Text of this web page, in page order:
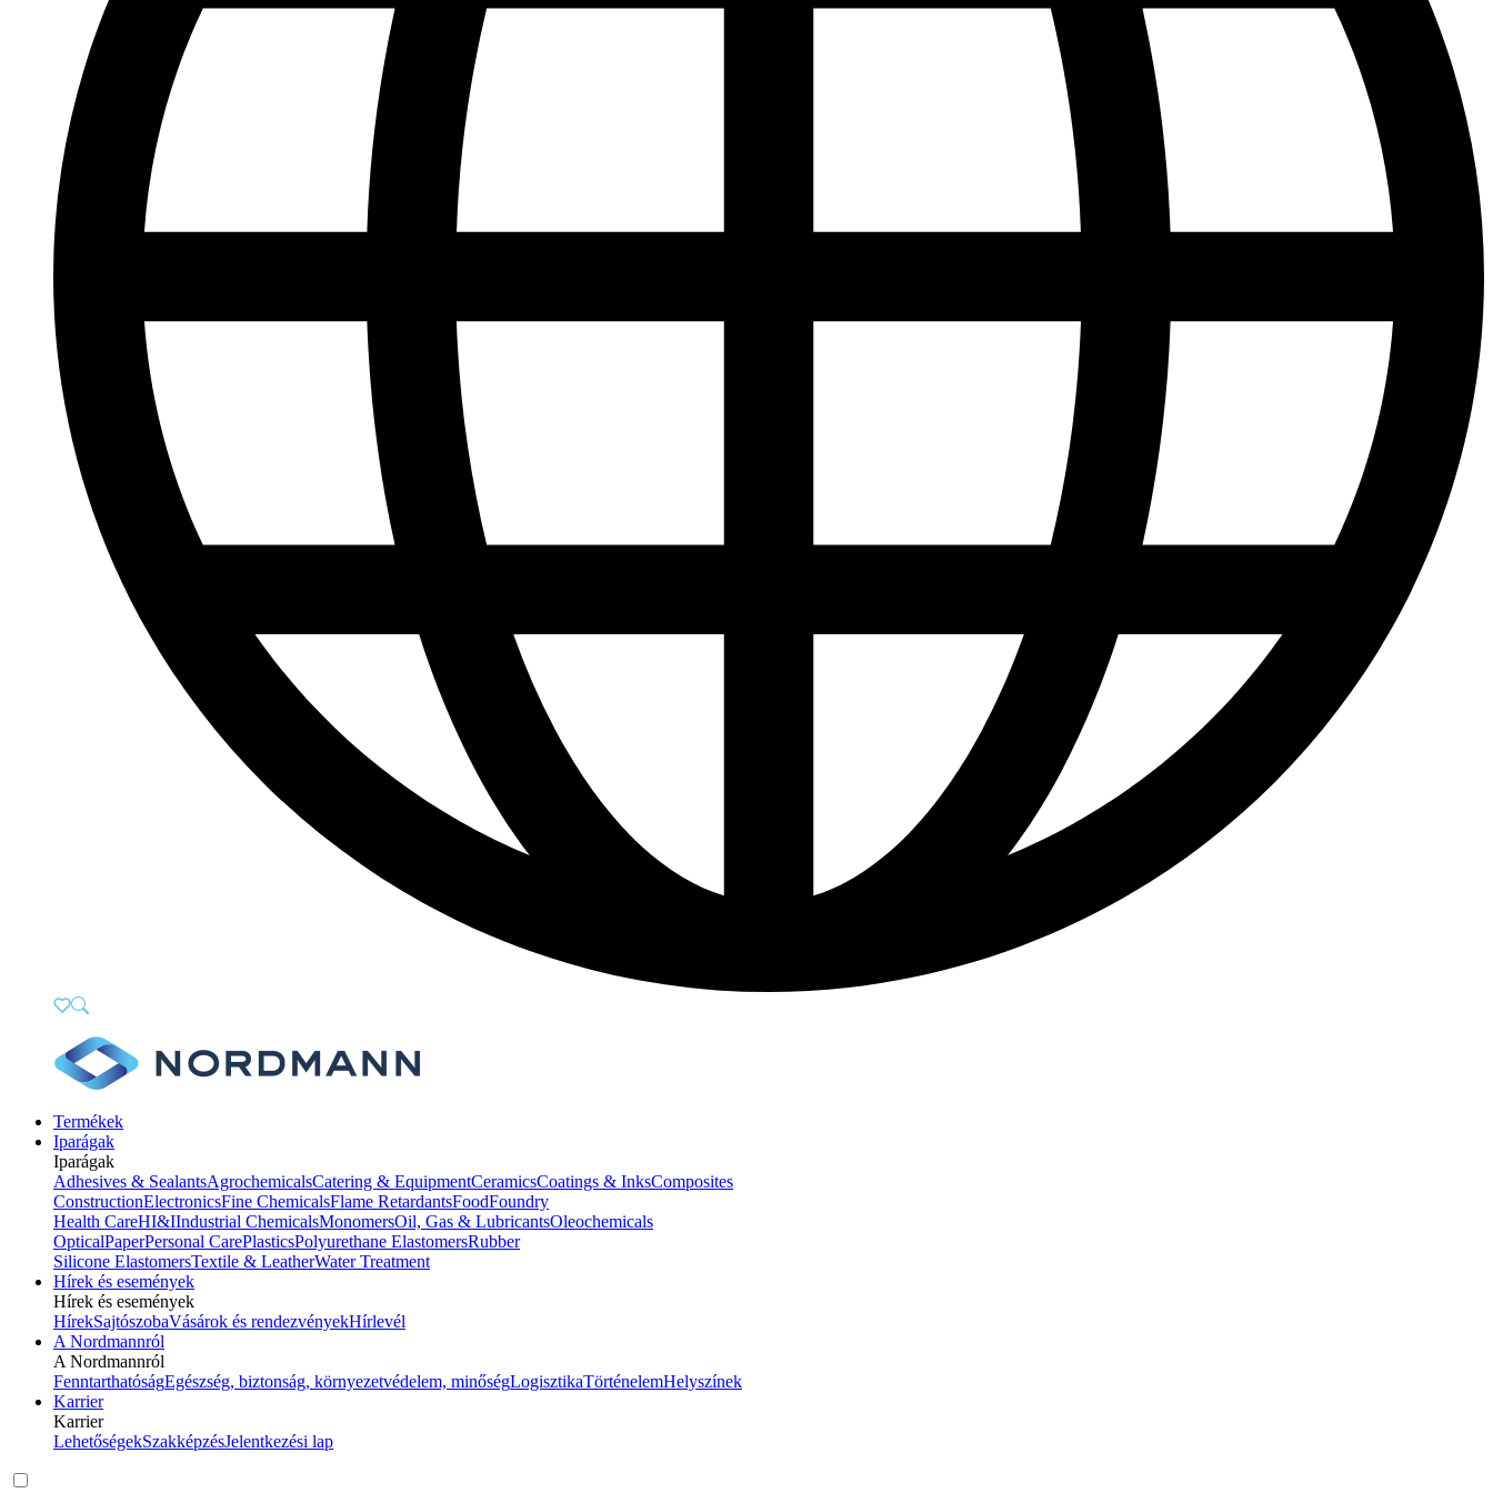
Termékek
Iparágak
Iparágak
Adhesives & SealantsAgrochemicalsCatering & EquipmentCeramicsCoatings & InksComposites
ConstructionElectronicsFine ChemicalsFlame RetardantsFoodFoundry
Health CareHI&IIndustrial ChemicalsMonomersOil, Gas & LubricantsOleochemicals
OpticalPaperPersonal CarePlasticsPolyurethane ElastomersRubber
Silicone ElastomersTextile & LeatherWater Treatment
Hírek és események
Hírek és események
HírekSajtószobaVásárok és rendezvényekHírlevél
A Nordmannról
A Nordmannról
FenntarthatóságEgészség, biztonság, környezetvédelem, minőségLogisztikaTörténelemHelyszínek
Karrier
Karrier
LehetőségekSzakképzésJelentkezési lap